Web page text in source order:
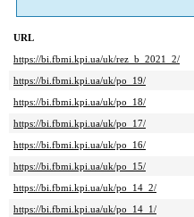
URL
https://bi.fbmi.kpi.ua/uk/rez_b_2021_2/
https://bi.fbmi.kpi.ua/uk/po_19/
https://bi.fbmi.kpi.ua/uk/po_18/
https://bi.fbmi.kpi.ua/uk/po_17/
https://bi.fbmi.kpi.ua/uk/po_16/
https://bi.fbmi.kpi.ua/uk/po_15/
https://bi.fbmi.kpi.ua/uk/po_14_2/
https://bi.fbmi.kpi.ua/uk/po_14_1/